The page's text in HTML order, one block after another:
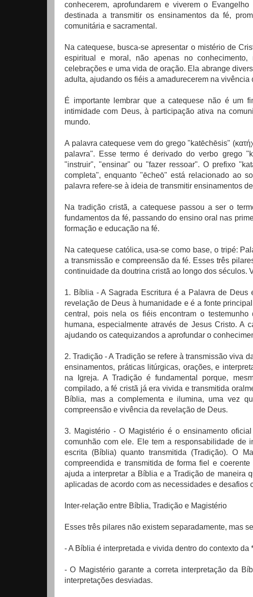
conhecerem, aprofundarem e viverem o
destinada a transmitir os ensinamentos da fé,
comunitária e sacramental.
Na catequese, busca-se apresentar o mistério de
espiritual e moral, não apenas no
celebrações e uma vida de oração. Ela abrange
adulta, ajudando os fiéis a amadurecerem na vivência
É importante lembrar que a catequese não é um
intimidade com Deus, à participação ativa na
mundo.
A palavra catequese vem do grego "katēchēsis"
palavra". Esse termo é derivado do verbo grego
"instruir", "ensinar" ou "fazer ressoar". O prefixo
completa", enquanto "ēcheō" está relacionado ao
palavra refere-se à ideia de transmitir ensinamentos
Na tradição cristã, a catequese passou a ser o
fundamentos da fé, passando do ensino oral nas
formação e educação na fé.
Na catequese católica, usa-se como base, o tripé:
a transmissão e compreensão da fé. Esses três
continuidade da doutrina cristã ao longo dos séculos.
1. Bíblia - A Sagrada Escritura é a Palavra de
revelação de Deus à humanidade e é a fonte
central, pois nela os fiéis encontram o
humana, especialmente através de Jesus Cristo.
ajudando os catequizandos a aprofundar o
2. Tradição - A Tradição se refere à transmissão viva
ensinamentos, práticas litúrgicas, orações, e
na Igreja. A Tradição é fundamental porque,
compilado, a fé cristã já era vivida e transmitida
Bíblia, mas a complementa e ilumina, uma vez
compreensão e vivência da revelação de Deus.
3. Magistério - O Magistério é o ensinamento
comunhão com ele. Ele tem a responsabilidade de
escrita (Bíblia) quanto transmitida (Tradição). O
compreendida e transmitida de forma fiel e
ajuda a interpretar a Bíblia e a Tradição de maneira
aplicadas de acordo com as necessidades e desafios
Inter-relação entre Bíblia, Tradição e Magistério
Esses três pilares não existem separadamente, mas
- A Bíblia é interpretada e vivida dentro do contexto da
- O Magistério garante a correta interpretação da
interpretações desviadas.